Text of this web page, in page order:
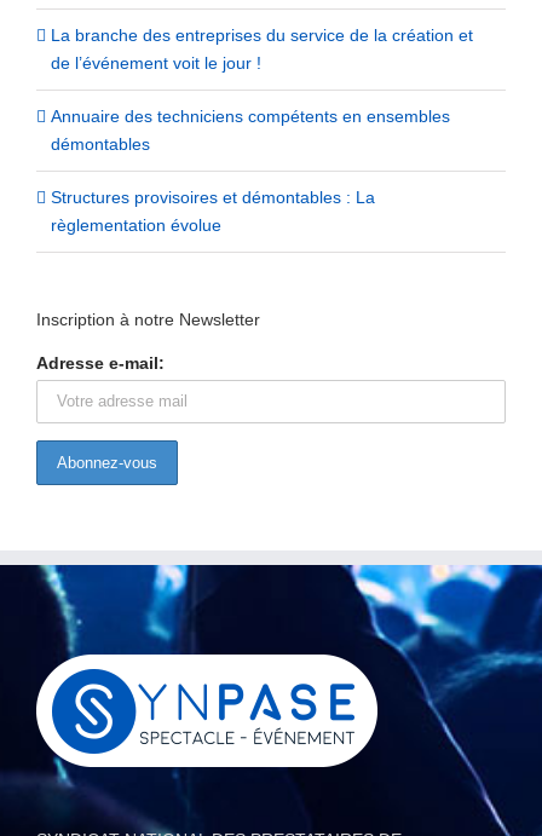
La branche des entreprises du service de la création et
de l’événement voit le jour !
Annuaire des techniciens compétents en ensembles
démontables
Structures provisoires et démontables : La
règlementation évolue
Inscription à notre Newsletter
Adresse e-mail: